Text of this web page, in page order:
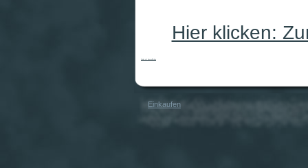
Hier klicken:
Einkaufen